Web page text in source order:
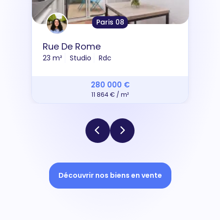
Paris 08
Rue De Rome
23 m² Studio Rdc
280 000 €
11 864 € / m²
Découvrir nos biens en vente